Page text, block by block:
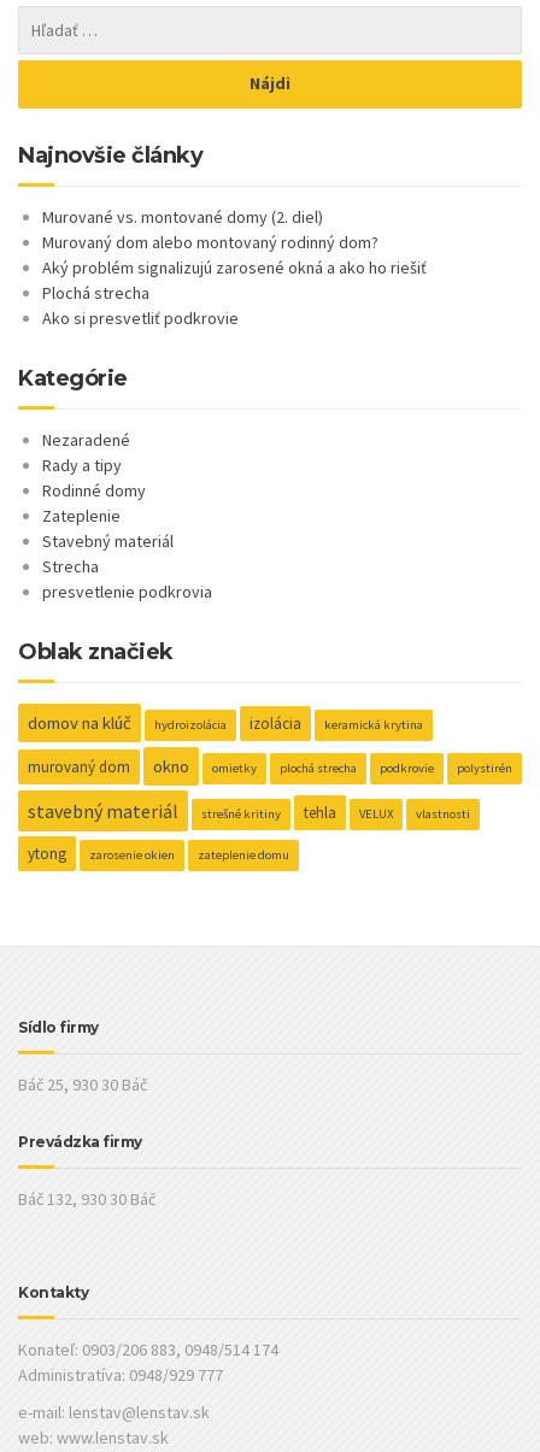
Najnovšie články
Murované vs. montované domy (2. diel)
Murovaný dom alebo montovaný rodinný dom?
Aký problém signalizujú zarosené okná a ako ho riešiť
Plochá strecha
Ako si presvetliť podkrovie
Kategórie
Nezaradené
Rady a tipy
Rodinné domy
Zateplenie
Stavebný materiál
Strecha
presvetlenie podkrovia
Oblak značiek
domov na klúč hydroizolácia izolácia keramická krytina
murovaný dom okno omietky plochá strecha podkrovie polystirén
stavebný materiál strešné kritiny tehla VELUX vlastnosti
ytong zarosenie okien zateplenie domu
Sídlo firmy
Báč 25, 930 30 Báč
Prevádzka firmy
Báč 132, 930 30 Báč
Kontakty
Konateľ: 0903/206 883, 0948/514 174
Administratíva: 0948/929 777
e-mail: lenstav@lenstav.sk
web: www.lenstav.sk